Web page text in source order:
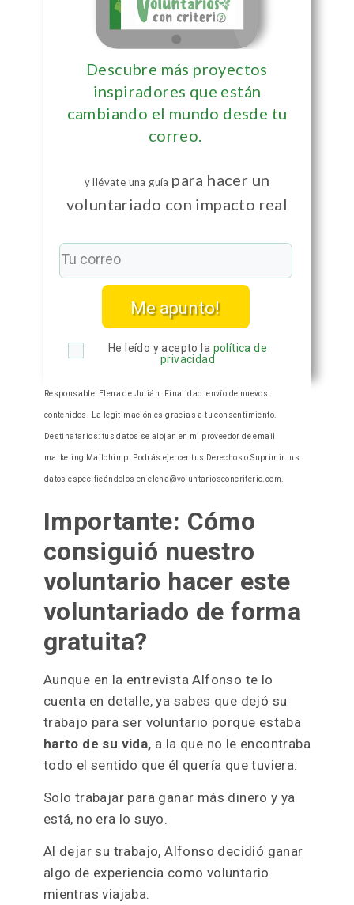
Descubre más proyectos
inspiradores que están
cambiando el mundo desde tu
correo.
y llévate una guía para hacer un
voluntariado con impacto real
Me apunto!
He leído y acepto la política de
privacidad
Responsable: Elena de Julián. Finalidad: envío de nuevos
contenidos. La legitimación es gracias a tu consentimiento.
Destinatarios: tus datos se alojan en mi proveedor de email
marketing Mailchimp. Podrás ejercer tus Derechos o Suprimir tus
datos especificándolos en elena@voluntariosconcriterio.com.
Importante: Cómo
consiguió nuestro
voluntario hacer este
voluntariado de forma
gratuita?
Aunque en la entrevista Alfonso te lo
cuenta en detalle, ya sabes que dejó su
trabajo para ser voluntario porque estaba
harto de su vida, a la que no le encontraba
todo el sentido que él quería que tuviera.
Solo trabajar para ganar más dinero y ya
está, no era lo suyo.
Al dejar su trabajo, Alfonso decidió ganar
algo de experiencia como voluntario
mientras viajaba.